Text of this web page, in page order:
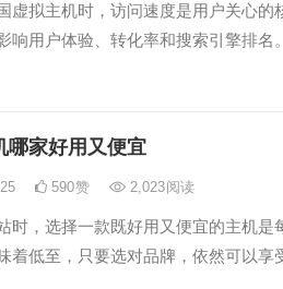
虚拟主机时，访问速度是用户关心的
响用户体验、转化率和搜索引擎排名
哪家好用又便宜
590赞 2,023阅读
时，选择一款既好用又便宜的主机是
着低至，只要选对品牌，依然可以享